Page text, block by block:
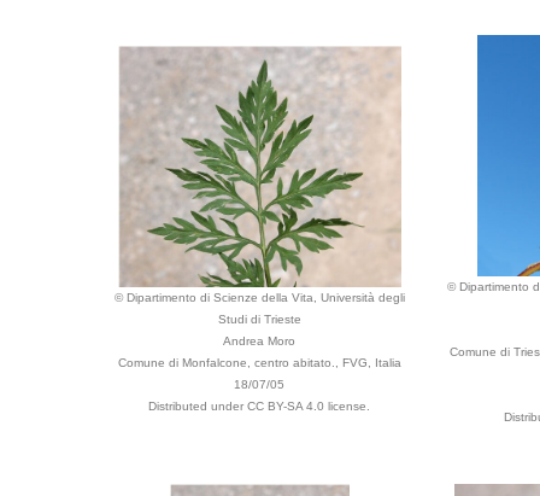
© Dipartimento di Scienze della Vita, Università degli
Studi di Trieste
Andrea Moro
Comune di Monfalcone, centro abitato., FVG, Italia
18/07/05
Distributed under CC BY-SA 4.0 license.
© Dipartimento
Comune di